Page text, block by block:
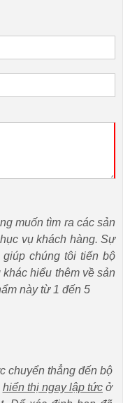
muốn tìm ra các sản
vụ khách hàng. Sự
chúng tôi tiến bộ
hiểu thêm về sản
này từ 1 đến 5
chuyển thẳng đến bộ
hiển thị ngay lập tứcở